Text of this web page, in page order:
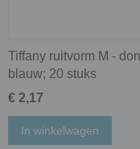
Tiffany ruitvorm M -
blauw; 20 stuks
€ 2,17
In winkelwagen